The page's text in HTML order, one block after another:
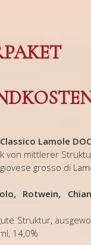
Lamole
von mittlerer
grosso di
Rotwein,
Struktur,
14,0%